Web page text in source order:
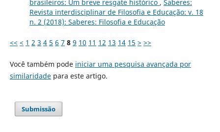
brasileiros: Um breve resgate histórico , Saberes:
Revista interdisciplinar de Filosofia e Educação: v. 18
n. 2 (2018): Saberes: Filosofia e Educação
<< < 1 2 3 4 5 6 7 8 9 10 11 12 13 14 15 > >>
Você também pode iniciar uma pesquisa avançada por
similaridadepara este artigo.
Submissão